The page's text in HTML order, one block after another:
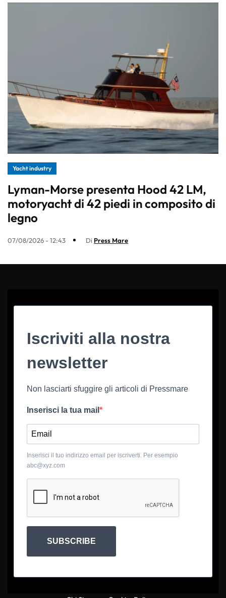
Yacht industry
Lyman-Morse presenta Hood 42 LM,
motoryacht di 42 piedi in composito di
legno
07/08/2026 - 12:43 Di Press Mare
Iscriviti alla nostra
newsletter
Non lasciarti sfuggire gli articoli di Pressmare
Inserisci la tua mail
Inserisci il tuo indirizzo email per iscriverti. Per esempio
abc@xyz.com
SUBSCRIBE